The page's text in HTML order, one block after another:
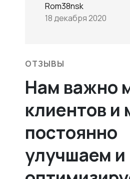
Rom38nsk
18 декабря 2020
ОТЗЫВЫ
Нам важно
клиентов и
постоянно
улучшаем и